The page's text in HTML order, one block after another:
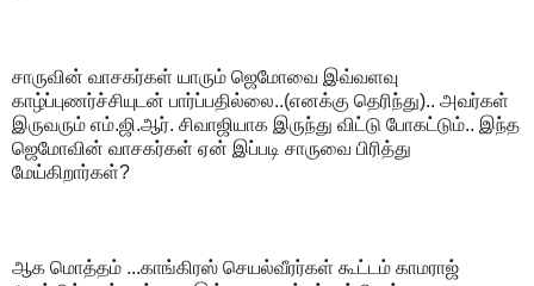
சாருவின் வாசகர்கள் யாரும் ஜெமோவை இவ்வளவு
காழ்ப்புணர்ச்சியுடன் பார்ப்பதில்லை..(எனக்கு தெரிந்து).. அவர்கள்
இருவரும் எம்.ஜி.ஆர். சிவாஜியாக இருந்து விட்டு போகட்டும்.. இந்த
ஜெமோவின் வாசகர்கள் ஏன் இப்படி சாருவை பிரித்து
மேய்கிறார்கள்?
ஆக மொத்தம் ...காங்கிரஸ் செயல்வீரர்கள் கூட்டம் காமராஜ்